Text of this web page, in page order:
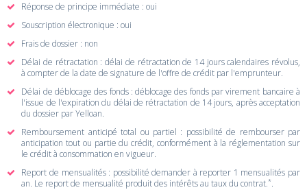
Réponse de principe immédiate : oui
Souscription électronique : oui
Frais de dossier : non
Délai de rétractation : délai de rétractation de 14 jours calendaires révolus,
à compter de la date de signature de l'offre de crédit par l'emprunteur.
Délai de déblocage des fonds : déblocage des fonds par virement bancaire à
l'issue de l'expiration du délai de rétractation de 14 jours, après acceptation
du dossier par Yelloan.
Remboursement anticipé total ou partiel : possibilité de rembourser par
anticipation tout ou partie du crédit, conformément à la réglementation sur
le crédit à consommation en vigueur.
Report de mensualités : possibilité demander à reporter 1 mensualités par
an. Le report de mensualité produit des intérêts au taux du contrat.*.